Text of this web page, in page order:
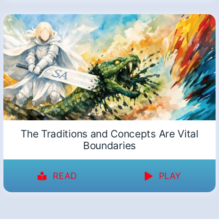
The Traditions and Concepts Are Vital
Boundaries
READ PLAY